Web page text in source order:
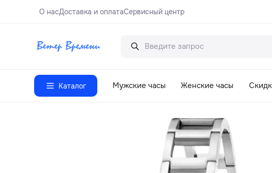
О насДоставка и оплатаСервисный центр
Каталог Мужские часы Женские часы